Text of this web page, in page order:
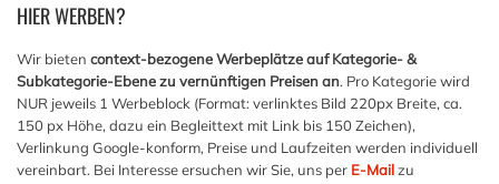
HIERWERBEN?
Wir bieten context-bezogene Werbeplätze auf Kategorie- &
Subkategorie-Ebene zu vernünftigen Preisen an. Pro Kategorie wird
NUR jeweils 1 Werbeblock (Format: verlinktes Bild 220px Breite, ca.
150 px Höhe, dazu ein Begleittext mit Link bis 150 Zeichen),
Verlinkung Google-konform, Preise und Laufzeiten werden individuell
vereinbart. Bei Interesse ersuchen wir Sie, uns per E-Mailzu